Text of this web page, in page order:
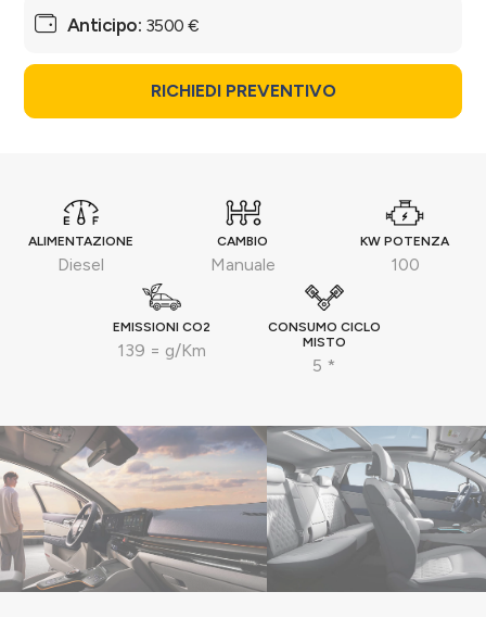
ALIMENTAZIONE
Diesel
CAMBIO
Manuale
KW POTENZA
100
EMISSIONI CO2
139 = g/Km
CONSUMO CICLO
MISTO
5 *
3500 €
RICHIEDI PREVENTIVO